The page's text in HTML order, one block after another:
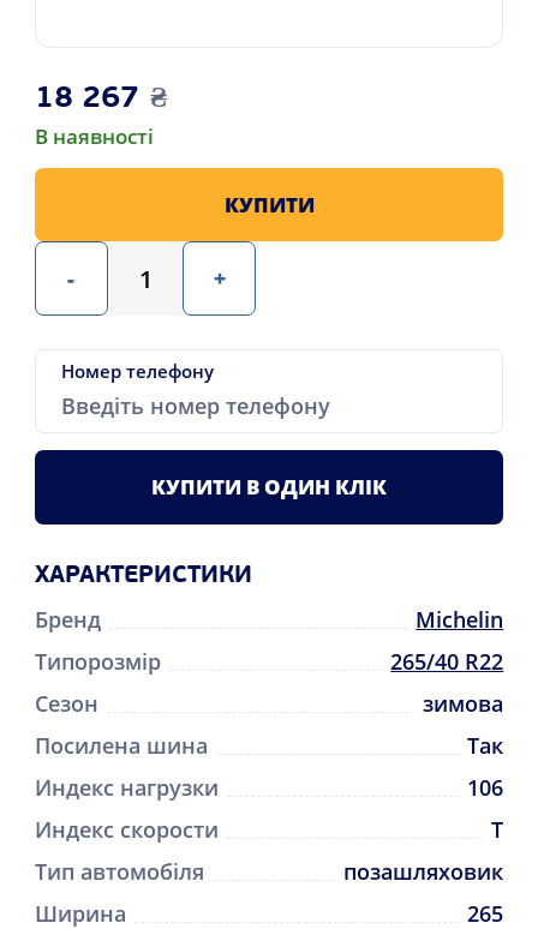
18 267 ₴
В наявності
- +
КУПИТИ
Номер телефону
КУПИТИ В ОДИН КЛІК
ХАРАКТЕРИСТИКИ
Бренд
Michelin
Типорозмір
265/40 R22
Сезон
зимова
Посилена шина
Так
Индекс нагрузки
106
Индекс скорости
T
Тип автомобіля
позашляховик
Ширина
265